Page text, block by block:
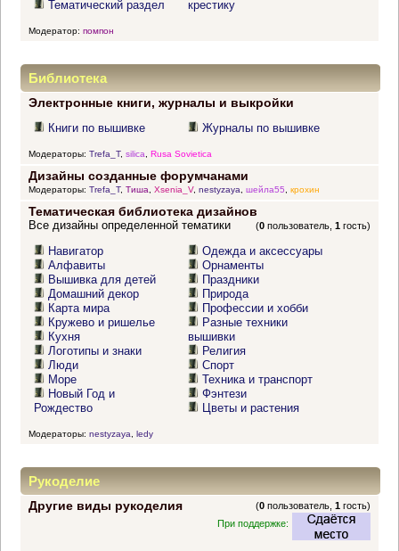
Тематический раздел крестику
Модератор: помпон
Библиотека
Электронные книги, журналы и выкройки
Книги по вышивке Журналы по вышивке
Модераторы: Trefa_T, silica Rusa Sovietica
Дизайны созданные форумчанами
Модераторы: Trefa_T, Тиша, Xsenia_V, nestyzaya, шейла55, крохин
Тематическая библиотека дизайнов
(0 пользователь,1 гость)
Все дизайны определенной тематики
Навигатор
Алфавиты
Вышивка для детей
Домашний декор
Карта мира
Кружево и ришелье
Кухня
Логотипы и знаки
Люди
Море
Новый Год и
Рождество
Одежда и аксессуары
Орнаменты
Праздники
Природа
Профессии и хобби
Разные техники
вышивки
Религия
Спорт
Техника и транспорт
Фэнтези
Цветы и растения
Модераторы: nestyzaya ledy
Рукоделие
Другие виды рукоделия (0 пользователь,1 гость)
При поддержке: